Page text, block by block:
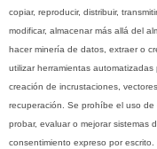
copiar, reproducir, distribuir,
modificar, almacenar más allá del
hacer minería de datos, extraer o
utilizar herramientas
creación de incrustaciones,
recuperación. Se prohíbe el uso de
probar, evaluar o mejorar sistemas
consentimiento expreso por